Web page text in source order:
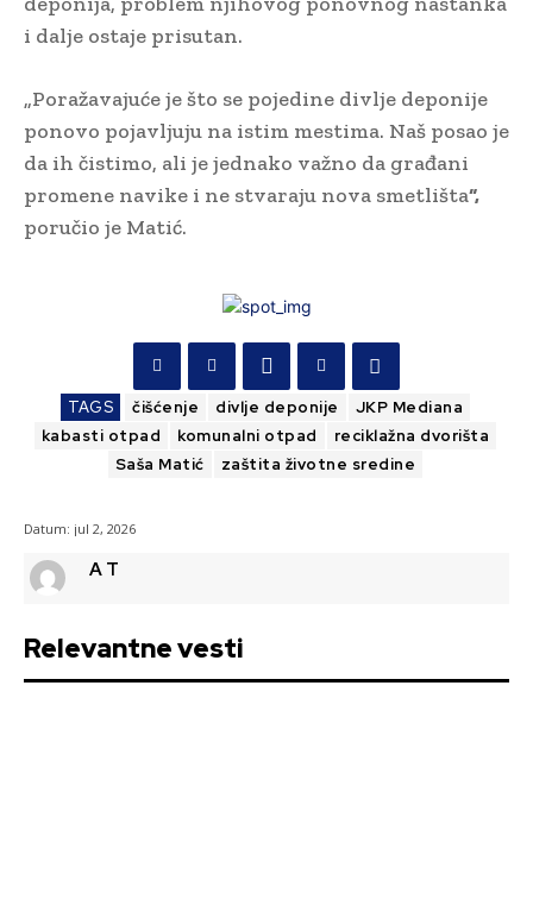
i dalje ostaje prisutan.
„Poražavajuće je što se pojedine divlje deponije
ponovo pojavljuju na istim mestima. Naš posao je
da ih čistimo, ali je jednako važno da građani
promene navike i ne stvaraju nova smetlišta“,
poručio je Matić.
TAGS čišćenje divlje deponije
JKP Mediana
kabasti otpad
komunalni otpad
reciklažna dvorišta
Saša Matić
zaštita životne sredine
Datum: jul 2, 2026
A T
Relevantne vesti